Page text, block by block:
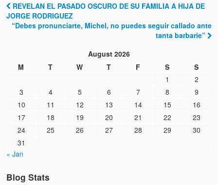
Post navigation
REVELAN EL PASADO OSCURO DE SU FAMILIA A HIJA DE
JORGE RODRIGUEZ
“Debes pronunciarte, Michel, no puedes seguir callado ante
tanta barbarie”
August 2026
M
T W T F S
S
1
2
3
4 5 6 7 8
9
10
11 12 13 14 15
16
17
18 19 20 21 22
23
24
25 26 27 28 29
30
31
« Jan
Blog Stats